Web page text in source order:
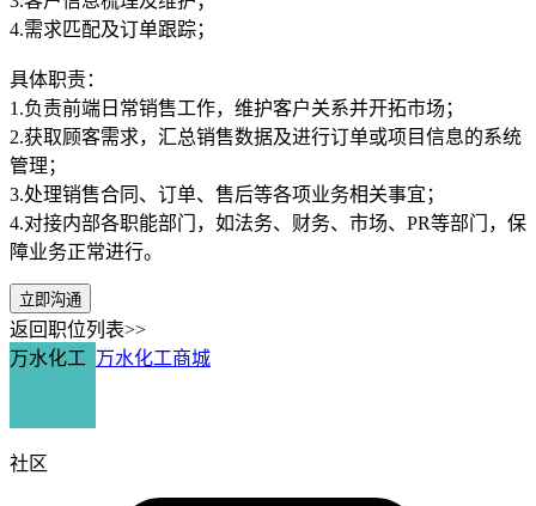
4.需求匹配及订单跟踪；
具体职责：
1.负责前端日常销售工作，维护客户关系并开拓市场；
2.获取顾客需求，汇总销售数据及进行订单或项目信息的系统
管理；
3.处理销售合同、订单、售后等各项业务相关事宜；
4.对接内部各职能部门，如法务、财务、市场、PR等部门，保
障业务正常进行。
立即沟通
返回职位列表>>
万水化工 万水化工商城
社区